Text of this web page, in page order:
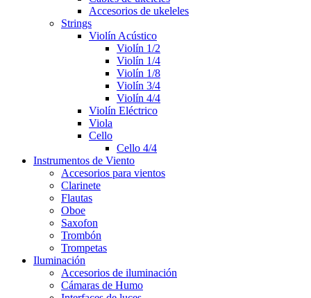
Accesorios de ukeleles
Strings
Violín Acústico
Violín 1/2
Violín 1/4
Violín 1/8
Violín 3/4
Violín 4/4
Violín Eléctrico
Viola
Cello
Cello 4/4
Instrumentos de Viento
Accesorios para vientos
Clarinete
Flautas
Oboe
Saxofon
Trombón
Trompetas
Iluminación
Accesorios de iluminación
Cámaras de Humo